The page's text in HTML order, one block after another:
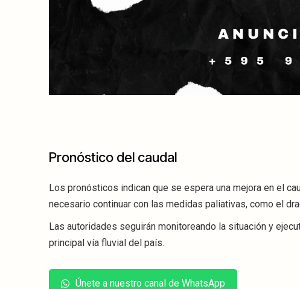
Pronóstico del caudal
Los pronósticos indican que se espera una mejora en el
necesario continuar con las medidas paliativas, como el
Las autoridades seguirán monitoreando la situación y
principal vía fluvial del país.
Únete a nuestro canal de WhatsApp